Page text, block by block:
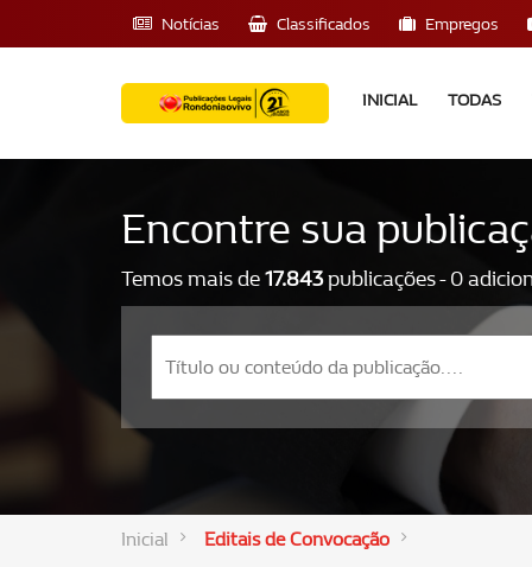
Notícias Classificados Empregos
INICIAL TODAS
Encontre sua
Temos mais de17.843publicações - 0
Inicial Editais de Convocação